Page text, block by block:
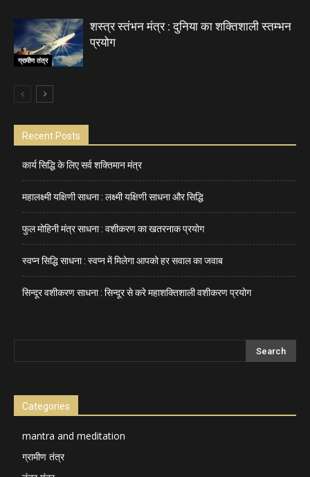
ग्रामीण तंत्र
शस्त्र स्तंभन मंत्र : दुनिया का शक्तिशाली स्तम्भन
प्रयोग
Recent Posts
कार्य सिद्धि के लिए सर्व शक्तिमान मंत्र
महालक्ष्मी यक्षिणी साधना : लक्ष्मी यक्षिणी साधना और सिद्धि
फुल मोहिनी मंत्र साधना : वशीकरण का खतरनाक प्रयोग
स्वप्न सिद्धि साधना : स्वप्न में मिलेगा आपको हर सवाल का जवाब
सिन्दूर वशीकरण साधना : सिन्दूर से करे महाशक्तिशाली वशीकरण प्रयोग
Categories
mantra and meditation
ग्रामीण तंत्र